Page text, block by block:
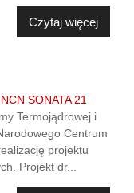
Czytaj więcej
Termojądrowej i
Centrum
projektu
Projekt dr...